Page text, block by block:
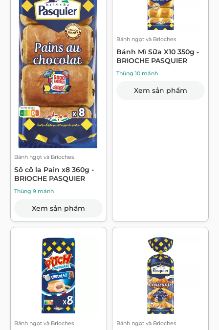
Bánh ngọt và Brioches
Sô cô la Pain x8 360g -
BRIOCHE PASQUIER
Thùng 9 mảnh
Xem sản phẩm
Bánh ngọt và Brioches
Bánh Mì Sữa X10 350g -
BRIOCHE PASQUIER
Thùng 10 mảnh
Xem sản phẩm
Bánh ngọt và Brioches Bánh ngọt và Brioches